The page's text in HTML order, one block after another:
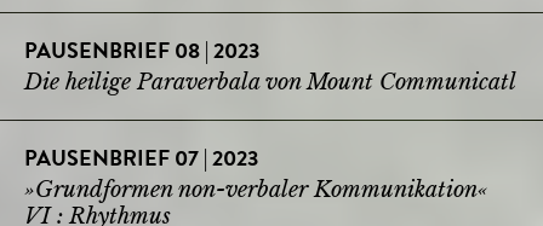
PAUSENBRIEF 08 | 2023
Die heilige Paraverbala von Mount Communicatl
PAUSENBRIEF 07 | 2023
»Grundformen non-verbaler Kommunikation«
VI : Rhythmus